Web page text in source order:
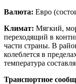
Валюта: Евро
Климат: Мягкий,
переходящий в
части страны. В
колеблется в
температура
Транспортное